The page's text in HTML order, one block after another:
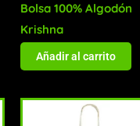
Bolsa 100% Algodón
Krishna
Añadir al carrito